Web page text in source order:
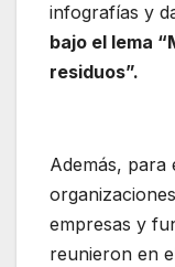
infografías y
bajo el lema
residuos”.
Además, para
empresas y
reunieron en